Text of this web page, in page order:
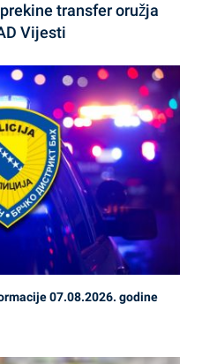
transfer oružja
Vijesti
07.08.2026. godine